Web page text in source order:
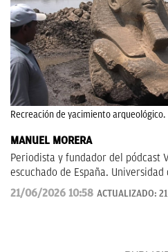
Recreación de yacimiento arqueológico.
MANUEL MORERA
Periodista y fundador del pódcast
escuchado de España.
Anteriormente en ElDesmarque,
21/06/2026 10:58 ACTUALIZADO: